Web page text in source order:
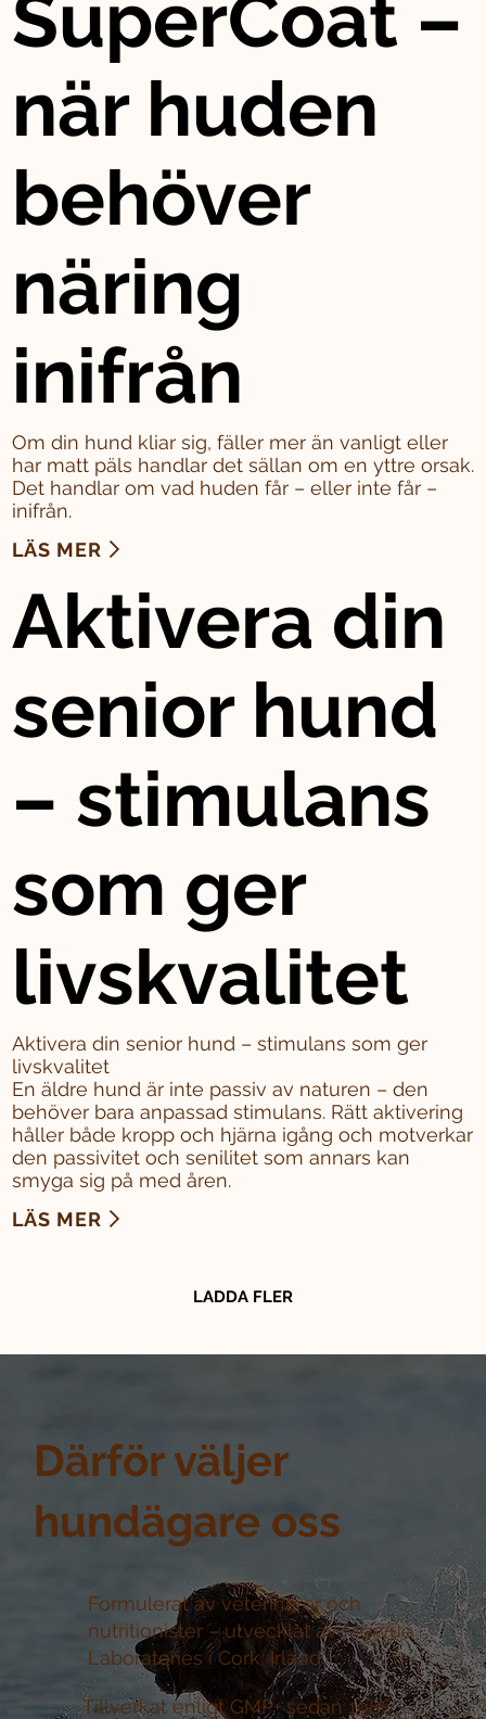
Därför väljer
hundägare oss
Formulerat av veterinärer och
nutritionister –utvecklat av Mervue
Laboratories i Cork, Irland
Tillverkat enligt GMP+ sedan 1986 –
SuperCoat –
när huden
behöver
näring
inifrån
Om din hund kliar sig, fäller mer än vanligt eller
har matt päls handlar det sällan om en yttre orsak.
Det handlar om vad huden får – eller inte får –
inifrån.
LÄS MER
Aktivera din
senior hund
– stimulans
som ger
livskvalitet
Aktivera din senior hund – stimulans som ger
livskvalitet
En äldre hund är inte passiv av naturen – den
behöver bara anpassad stimulans. Rätt aktivering
håller både kropp och hjärna igång och motverkar
den passivitet och senilitet som annars kan
smyga sig på med åren.
LÄS MER
LADDA FLER